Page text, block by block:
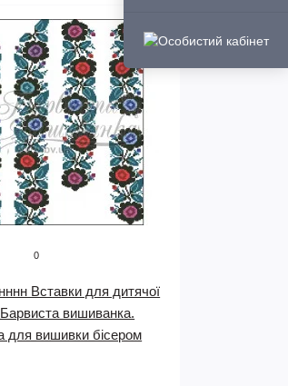
0
Вставки для дитячої
вишиванка.
для вишивки бісером